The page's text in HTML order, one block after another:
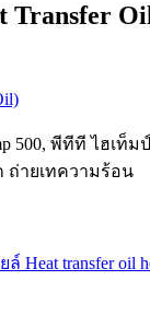
พีทีที ไฮเท็มป์
ก ถ่ายเทความร้อน
transfer oil